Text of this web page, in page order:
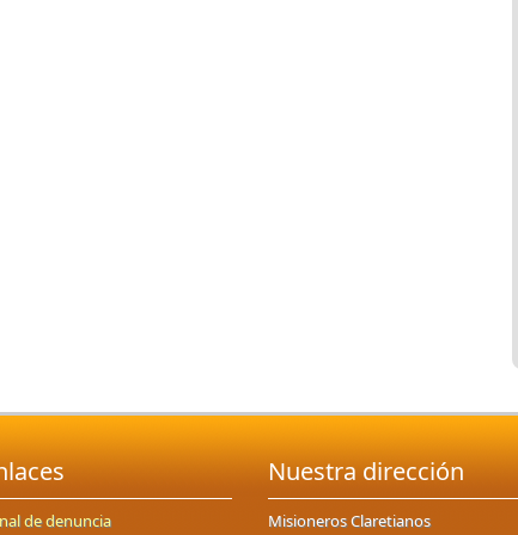
de denuncia
Nuestra dirección
Misioneros Claretianos